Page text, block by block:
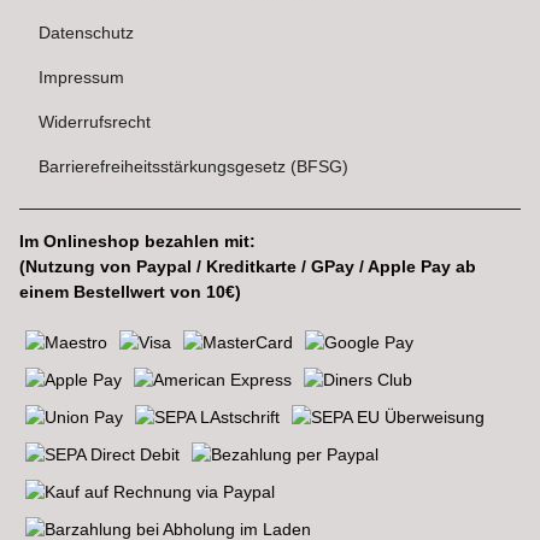
Datenschutz
Impressum
Widerrufsrecht
Barrierefreiheitsstärkungsgesetz (BFSG)
Im Onlineshop bezahlen mit:
(Nutzung von Paypal / Kreditkarte / GPay / Apple Pay ab
einem Bestellwert von 10€)